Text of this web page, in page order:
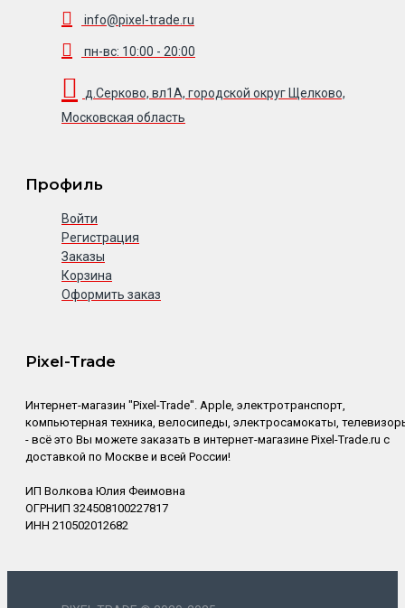
info@pixel-trade.ru
пн-вс: 10:00 - 20:00
д.Серково, вл1А, городской округ Щелково,
Московская область
Профиль
Войти
Регистрация
Заказы
Корзина
Оформить заказ
Pixel-Trade
Интернет-магазин "Pixel-Trade". Apple, электротранспорт,
компьютерная техника, велосипеды, электросамокаты,
- всё это Вы можете заказать в интернет-магазине Pixel-Trade.ru с
доставкой по Москве и всей России!
ИП Волкова Юлия Феимовна
ОГРНИП 324508100227817
ИНН 210502012682